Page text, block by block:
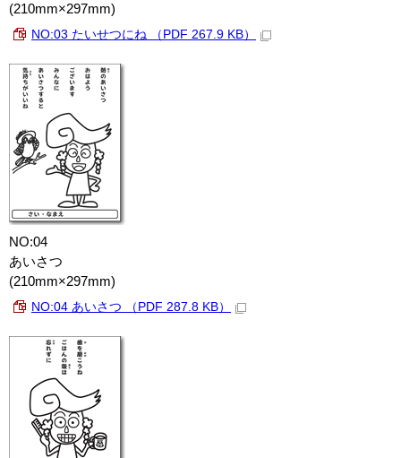
(210mm×297mm)
NO:03 たいせつにね （PDF 267.9 KB）
NO:04
あいさつ
(210mm×297mm)
NO:04 あいさつ （PDF 287.8 KB）